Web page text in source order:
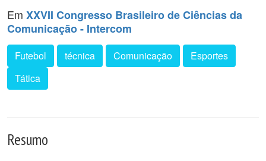
Em XXVII Congresso Brasileiro de Ciências da
Comunicação - Intercom
Futebol técnica Comunicação
Esportes
Tática
Resumo